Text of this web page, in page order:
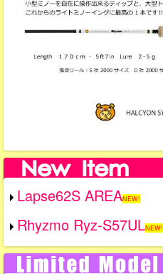
Lapse62S AREANEW!
Rhyzmo Ryz-S57ULNEW!